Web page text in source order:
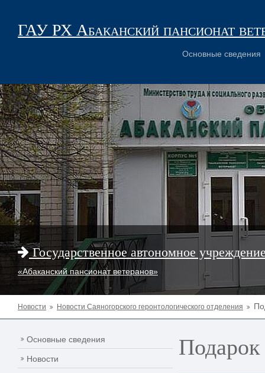
ГАУ РХ Абаканский пансионат
Основные сведения
Государственное автономное
«Абаканский пансионат ветеранов»
Новости Новости Саяногорского геронтологического отделения
Основные сведения
Новости